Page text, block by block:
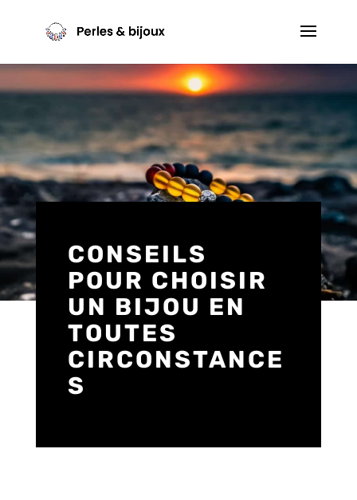
CONSEILS
POUR CHOISIR
UN BIJOU EN
TOUTES
CIRCONSTANCE
S